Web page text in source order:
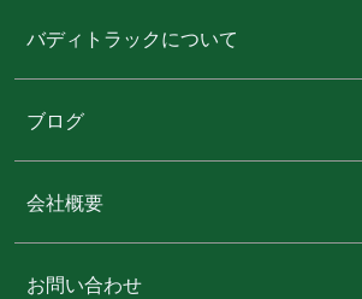
バディトラックについて
ブログ
会社概要
お問い合わせ